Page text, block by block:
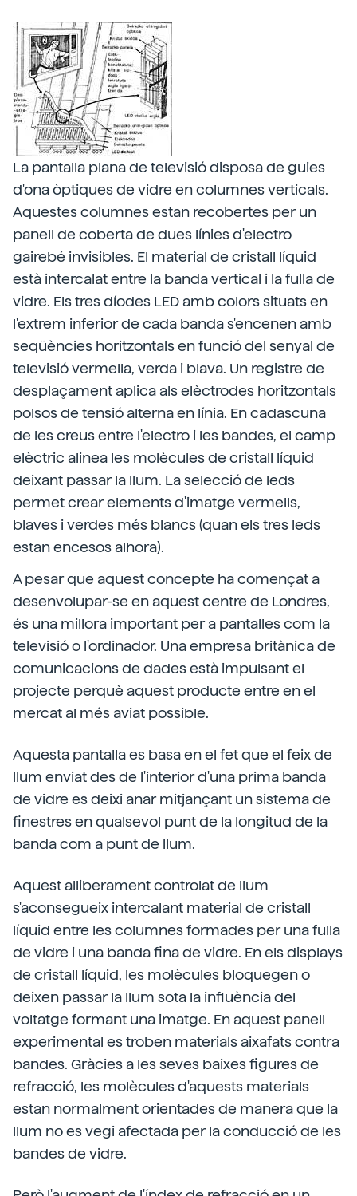
La pantalla plana de televisió disposa de guies
d'ona òptiques de vidre en columnes verticals.
Aquestes columnes estan recobertes per un
panell de coberta de dues línies d'electro
gairebé invisibles. El material de cristall líquid
està intercalat entre la banda vertical i la fulla de
vidre. Els tres díodes LED amb colors situats en
l'extrem inferior de cada banda s'encenen amb
seqüències horitzontals en funció del senyal de
televisió vermella, verda i blava. Un registre de
desplaçament aplica als elèctrodes horitzontals
polsos de tensió alterna en línia. En cadascuna
de les creus entre l'electro i les bandes, el camp
elèctric alinea les molècules de cristall líquid
deixant passar la llum. La selecció de leds
permet crear elements d'imatge vermells,
blaves i verdes més blancs (quan els tres leds
estan encesos alhora).
A pesar que aquest concepte ha començat a
desenvolupar-se en aquest centre de Londres,
és una millora important per a pantalles com la
televisió o l'ordinador. Una empresa britànica de
comunicacions de dades està impulsant el
projecte perquè aquest producte entre en el
mercat al més aviat possible.
Aquesta pantalla es basa en el fet que el feix de
llum enviat des de l'interior d'una prima banda
de vidre es deixi anar mitjançant un sistema de
finestres en qualsevol punt de la longitud de la
banda com a punt de llum.
Aquest alliberament controlat de llum
s'aconsegueix intercalant material de cristall
líquid entre les columnes formades per una fulla
de vidre i una banda fina de vidre. En els displays
de cristall líquid, les molècules bloquegen o
deixen passar la llum sota la influència del
voltatge formant una imatge. En aquest panell
experimental es troben materials aixafats contra
bandes. Gràcies a les seves baixes figures de
refracció, les molècules d'aquests materials
estan normalment orientades de manera que la
llum no es vegi afectada per la conducció de les
bandes de vidre.